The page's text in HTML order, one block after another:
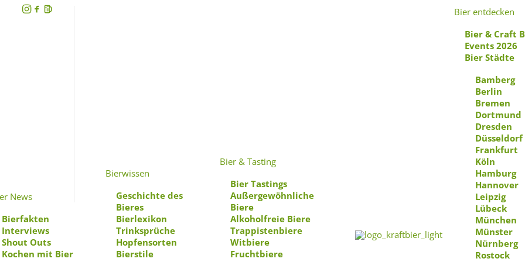
News
Bierfakten
Interviews
Shout Outs
Kochen mit Bier
Bierwissen
Geschichte des
Bieres
Bierlexikon
Trinksprüche
Hopfensorten
Bierstile
Bier & Tasting
Bier Tastings
Außergewöhnliche
Biere
Alkoholfreie Biere
Trappistenbiere
Witbiere
Fruchtbiere
Bier entdecken
Bier & Craft
Events 2026
Bier Städte
Bamberg
Berlin
Bremen
Dortmund
Dresden
Düsseldorf
Frankfurt
Köln
Hamburg
Hannover
Leipzig
Lübeck
München
Münster
Nürnberg
Rostock
Hebt euer Glas und
euch in ein
Lustige Trinkspiele